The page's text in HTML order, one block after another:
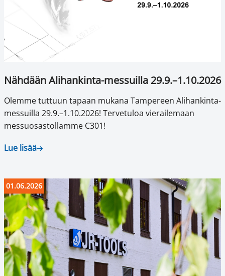
Nähdään Alihankinta-messuilla 29.9.–1.10.2026
Olemme tuttuun tapaan mukana Tampereen Alihankinta-
messuilla 29.9.–1.10.2026! Tervetuloa vierailemaan
messuosastollamme C301!
Lue lisää
01.06.2026